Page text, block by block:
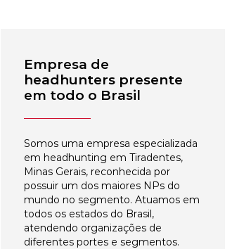
Empresa de
headhunters presente
em todo o Brasil
Somos uma empresa especializada
em headhunting em Tiradentes,
Minas Gerais, reconhecida por
possuir um dos maiores NPs do
mundo no segmento. Atuamos em
todos os estados do Brasil,
atendendo organizações de
diferentes portes e segmentos.